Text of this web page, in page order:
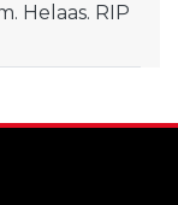
Helaas. RIP